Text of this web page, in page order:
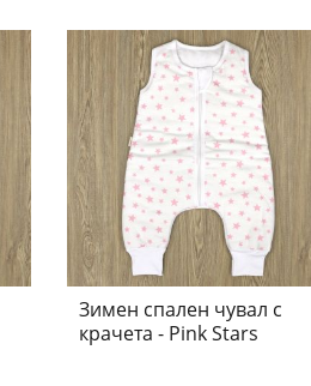
Зимен спален чувал с
крачета - Pink Stars